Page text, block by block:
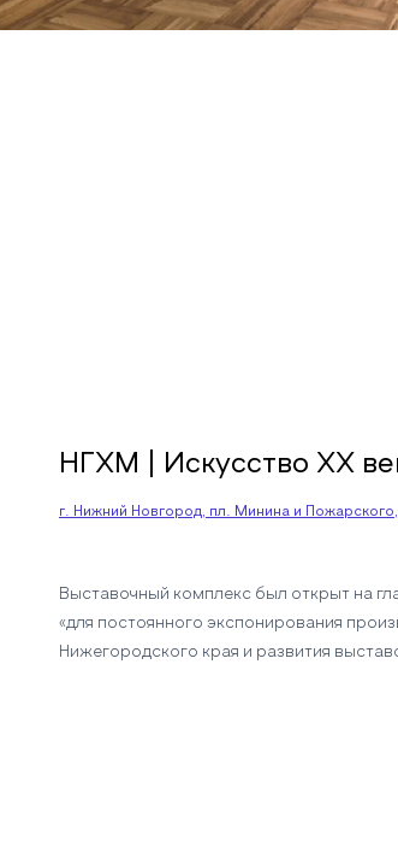
НГХМ | Искусство XX
г. Нижний Новгород, пл. Минина и Пожарского,
Выставочный комплекс был открыт на
«для постоянного экспонирования
Нижегородского края и развития